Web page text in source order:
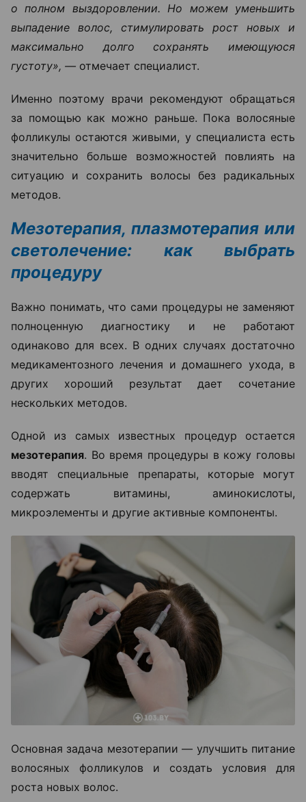
о полном выздоровлении. Но можем уменьшить
выпадение волос, стимулировать рост новых и
максимально долго сохранять имеющуюся
густоту», — отмечает специалист.
Именно поэтому врачи рекомендуют обращаться
за помощью как можно раньше. Пока волосяные
фолликулы остаются живыми, у специалиста есть
значительно больше возможностей повлиять на
ситуацию и сохранить волосы без радикальных
методов.
Мезотерапия, плазмотерапия или
светолечение: как выбрать
процедуру
Важно понимать, что сами процедуры не заменяют
полноценную диагностику и не работают
одинаково для всех. В одних случаях достаточно
медикаментозного лечения и домашнего ухода, в
других хороший результат дает сочетание
нескольких методов.
Одной из самых известных процедур остается
мезотерапия. Во время процедуры в кожу головы
вводят специальные препараты, которые могут
содержать витамины, аминокислоты,
микроэлементы и другие активные компоненты.
Основная задача мезотерапии — улучшить питание
волосяных фолликулов и создать условия для
роста новых волос.